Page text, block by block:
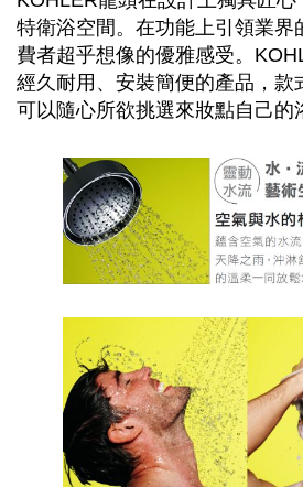
特衛浴空間。在功能上引領業界
費者超乎想像的優雅感受。
經久耐用、安裝簡便的產品，款
可以隨心所欲挑選來妝點自己的